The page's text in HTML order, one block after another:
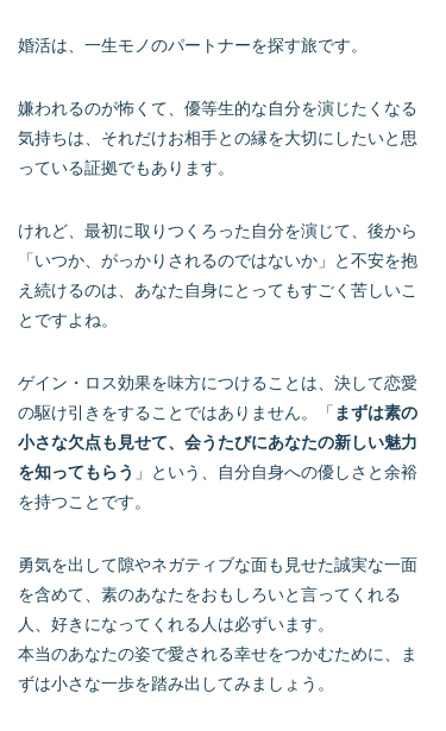
婚活は、一生モノのパートナーを探す旅です。
嫌われるのが怖くて、優等生的な自分を演じたくなる
気持ちは、それだけお相手との縁を大切にしたいと思
っている証拠でもあります。
けれど、最初に取りつくろった自分を演じて、後から
「いつか、がっかりされるのではないか」と不安を抱
え続けるのは、あなた自身にとってもすごく苦しいこ
とですよね。
ゲイン・ロス効果を味方につけることは、決して恋愛
の駆け引きをすることではありません。「 まずは素の
小さな欠点も見せて、会うたびにあなたの新しい魅力
を知ってもらう 」という、自分自身への優しさと余裕
を持つことです。
勇気を出して隙やネガティブな面も見せた誠実な一面
を含めて、素のあなたをおもしろいと言ってくれる
人、好きになってくれる人は必ずいます。
本当のあなたの姿で愛される幸せをつかむために、ま
ずは小さな一歩を踏み出してみましょう。